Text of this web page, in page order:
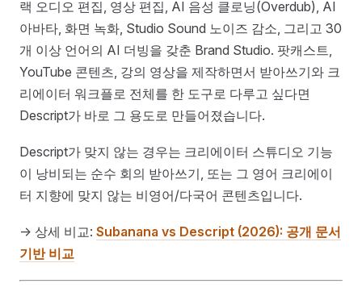
랙 오디오 편집, 영상 편집, AI 음성 클로닝(Overdub), AI
아바타, 화면 녹화, Studio Sound 노이즈 감소, 그리고 30
개 이상 언어의 AI 더빙을 갖춘 Brand Studio. 팟캐스트,
YouTube 콘텐츠, 강의 영상을 제작하면서 받아쓰기와 크
리에이터 워크플로 전체를 한 도구로 다루고 싶다면
Descript가 바로 그 용도로 만들어졌습니다.
Descript가 맞지 않는 경우는 크리에이터 스튜디오 기능
이 낭비되는 순수 회의 받아쓰기, 또는 그 영어 크리에이
터 지향에 맞지 않는 비영어/다국어 콘텐츠입니다.
→ 상세 비교: Subanana vs Descript (2026): 공개 문서
기반 비교